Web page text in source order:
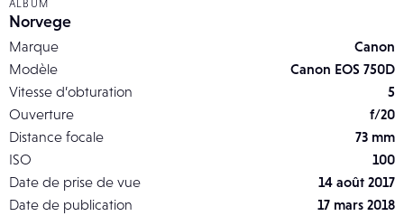
ALBUM
Norvege
Marque
Canon
Modèle
Canon EOS 750D
Vitesse d’obturation
5
Ouverture
f/20
Distance focale
73 mm
ISO
100
Date de prise de vue
14 août 2017
Date de publication
17 mars 2018